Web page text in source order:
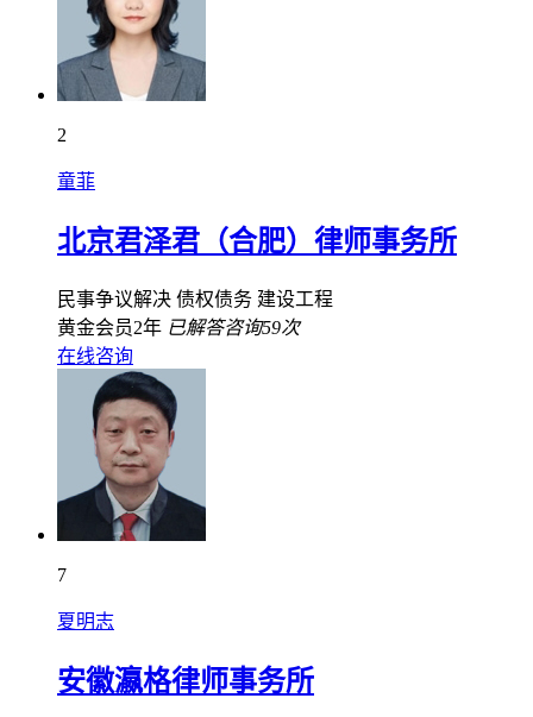
2
童菲
北京君泽君（合肥）律师事务所
民事争议解决 债权债务 建设工程
黄金会员2年 已解答咨询59次
在线咨询
7
夏明志
安徽瀛格律师事务所